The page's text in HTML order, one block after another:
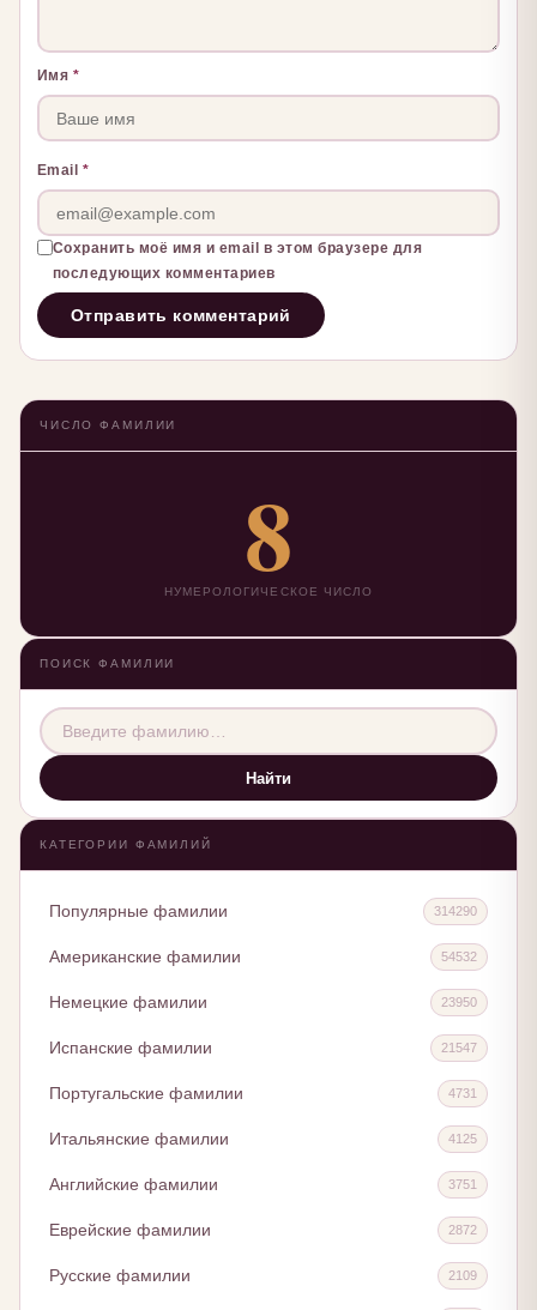
Имя *
Email *
Сохранить моё имя и email в этом браузере для
последующих комментариев
ЧИСЛО ФАМИЛИИ
8
НУМЕРОЛОГИЧЕСКОЕ ЧИСЛО
ПОИСК ФАМИЛИИ
Найти
КАТЕГОРИИ ФАМИЛИЙ
Популярные фамилии 314290
Американские фамилии 54532
Немецкие фамилии 23950
Испанские фамилии 21547
Португальские фамилии 4731
Итальянские фамилии 4125
Английские фамилии 3751
Еврейские фамилии 2872
Русские фамилии 2109